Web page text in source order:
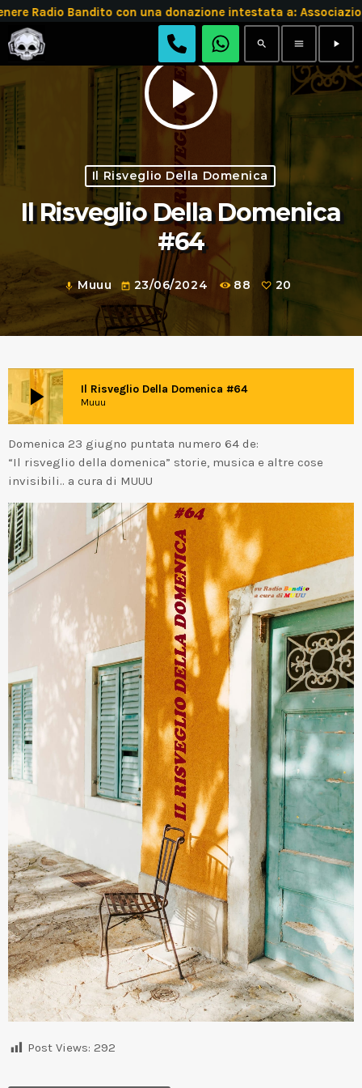
Bandito con una donazione intestata a:
search menu play_arrow
play_arrow
Il Risveglio Della Domenica
Il Risveglio Della Domenica
#64
mic Muuu today 23/06/2024 88 20
play_arrow Il Risveglio Della Domenica #64
Muuu
Domenica 23 giugno puntata numero 64 de:
“Il risveglio della domenica” storie, musica e altre cose
invisibili.. a cura di MUUU
Post Views: 292